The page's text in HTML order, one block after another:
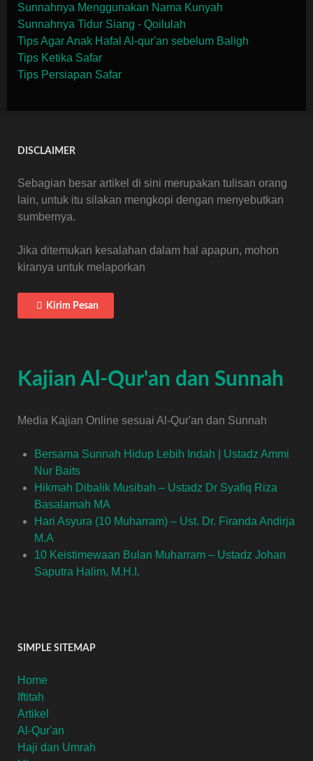
Sunnahnya Menggunakan Nama Kunyah
Sunnahnya Tidur Siang - Qoilulah
Tips Agar Anak Hafal Al-qur'an sebelum Baligh
Tips Ketika Safar
Tips Persiapan Safar
DISCLAIMER
Sebagian besar artikel di sini merupakan tulisan orang
lain, untuk itu silakan mengkopi dengan menyebutkan
sumbernya.
Jika ditemukan kesalahan dalam hal apapun, mohon
kiranya untuk melaporkan
Kirim Pesan
Kajian Al-Qur'an dan Sunnah
Media Kajian Online sesuai Al-Qur'an dan Sunnah
Bersama Sunnah Hidup Lebih Indah | Ustadz Ammi
Nur Baits
Hikmah Dibalik Musibah – Ustadz Dr Syafiq Riza
Basalamah MA
Hari Asyura (10 Muharram) – Ust. Dr. Firanda Andirja
M.A
10 Keistimewaan Bulan Muharram – Ustadz Johan
Saputra Halim, M.H.I.
SIMPLE SITEMAP
Home
Iftitah
Artikel
Al-Qur'an
Haji dan Umrah